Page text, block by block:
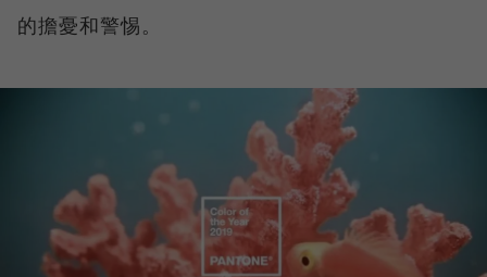
的擔憂和警惕。